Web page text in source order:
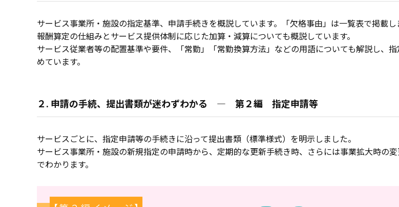
サービス事業所・施設の指定基準、申請手続きを概説しています。「欠格事由」は一覧表で掲載し
報酬算定の仕組みとサービス提供体制に応じた加算・減算についても概説しています。
サービス従業者等の配置基準や要件、「常勤」「常勤換算方法」などの用語についても解説し、
めています。
２. 申請の手続、提出書類が迷わずわかる ― 第２編 指定申請等
サービスごとに、指定申請等の手続きに沿って提出書類（標準様式）を明示しました。
サービス事業所・施設の新規指定の申請時から、定期的な更新手続き時、さらには事業拡大時の
でわかります。